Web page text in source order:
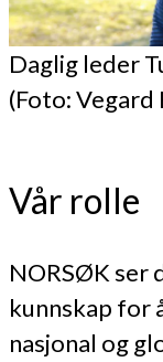
Daglig leder
(Foto:
Vår rolle
NORSØK ser
kunnskap for
nasjonal og